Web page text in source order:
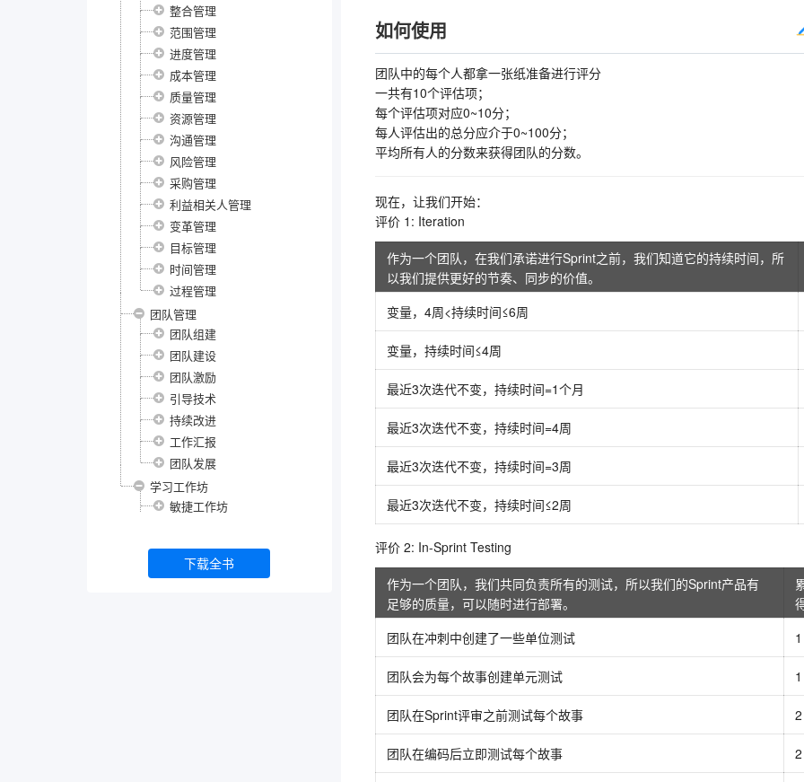
整合管理
范围管理
进度管理
成本管理
质量管理
资源管理
沟通管理
风险管理
采购管理
利益相关人管理
变革管理
目标管理
时间管理
过程管理
团队管理
团队组建
团队建设
团队激励
引导技术
持续改进
工作汇报
团队发展
学习工作坊
敏捷工作坊
下载全书
如何使用
团队中的每个人都拿一张纸准备进行评分
一共有10个评估项；
每个评估项对应0~10分；
每人评估出的总分应介于0~100分；
平均所有人的分数来获得团队的分数。
现在，让我们开始：
评价 1: Iteration
作为一个团队，在我们承诺进行Sprint之前，我们知道它的持续时间，所
以我们提供更好的节奏、同步的价值。
变量，4周<持续时间≤6周
变量，持续时间≤4周
最近3次迭代不变，持续时间=1个月
最近3次迭代不变，持续时间=4周
最近3次迭代不变，持续时间=3周
最近3次迭代不变，持续时间≤2周
评价 2: In-Sprint Testing
作为一个团队，我们共同负责所有的测试，所以我们的Sprint产品有
足够的质量，可以随时进行部署。
团队在冲刺中创建了一些单位测试
1
团队会为每个故事创建单元测试 1
团队在Sprint评审之前测试每个故事 2
团队在编码后立即测试每个故事 2